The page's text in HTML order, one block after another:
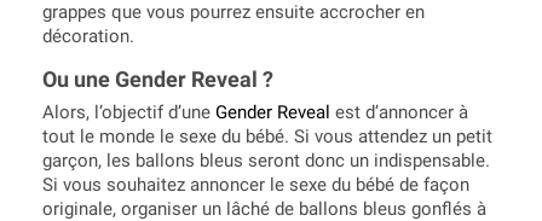
grappes que vous pourrez ensuite accrocher en
décoration.
Ou une Gender Reveal ?
Alors, l’objectif d’une Gender Reveal est d’annoncer à
tout le monde le sexe du bébé. Si vous attendez un petit
garçon, les ballons bleus seront donc un indispensable.
Si vous souhaitez annoncer le sexe du bébé de façon
originale, organiser un lâché de ballons bleus gonflés à